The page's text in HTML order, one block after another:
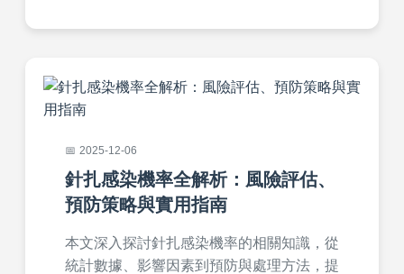
傳染的疑惑。
2025-12-06
針扎感染機率全解析：風險評估、
預防策略與實用指南
本文深入探討針扎感染機率的相關知識，從
統計數據、影響因素到預防與處理方法，提